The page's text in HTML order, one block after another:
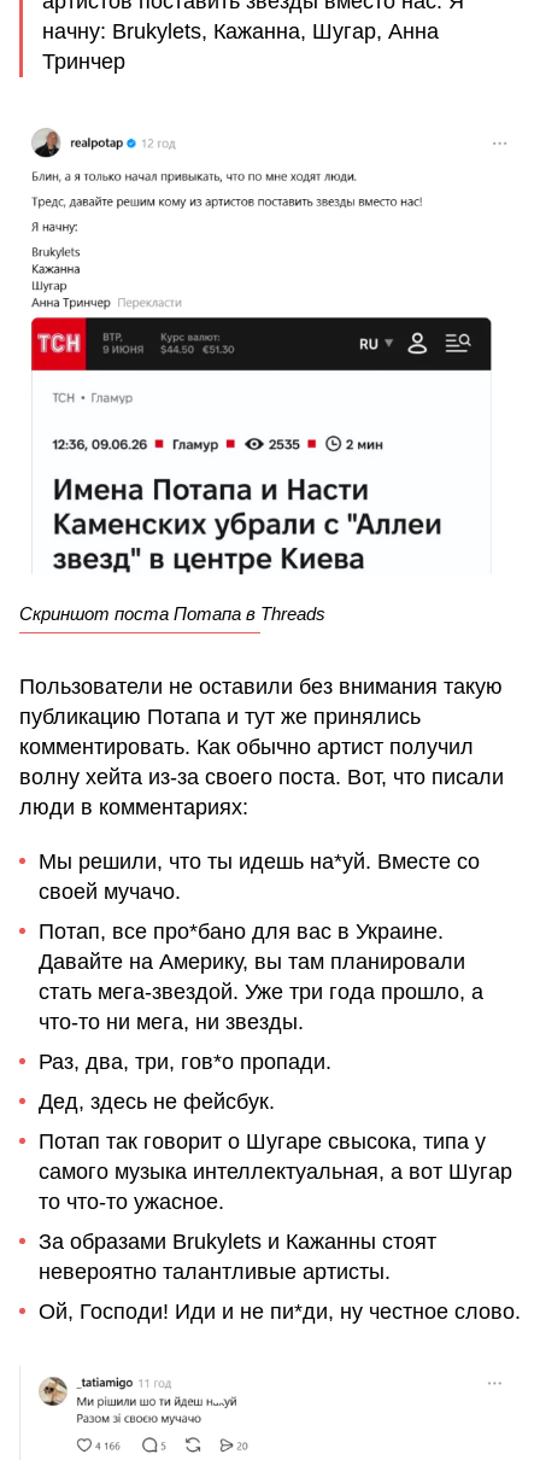
начну: Brukylets, Кажанна, Шугар, Анна
Тринчер
Скриншот поста Потапа в Threads
Пользователи не оставили без внимания такую
публикацию Потапа и тут же принялись
комментировать. Как обычно артист получил
волну хейта из-за своего поста. Вот, что писали
люди в комментариях:
Мы решили, что ты идешь на*уй. Вместе со
своей мучачо.
Потап, все про*бано для вас в Украине.
Давайте на Америку, вы там планировали
стать мега-звездой. Уже три года прошло, а
что-то ни мега, ни звезды.
Раз, два, три, гов*о пропади.
Дед, здесь не фейсбук.
Потап так говорит о Шугаре свысока, типа у
самого музыка интеллектуальная, а вот Шугар
то что-то ужасное.
За образами Brukylets и Кажанны стоят
невероятно талантливые артисты.
Ой, Господи! Иди и не пи*ди, ну честное слово.